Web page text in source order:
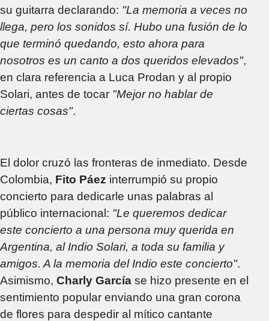
su guitarra declarando: "La memoria a veces no
llega, pero los sonidos sí. Hubo una fusión de lo
que terminó quedando, esto ahora para
nosotros es un canto a dos queridos elevados",
en clara referencia a Luca Prodan y al propio
Solari, antes de tocar "Mejor no hablar de
ciertas cosas".
El dolor cruzó las fronteras de inmediato. Desde
Colombia, Fito Páez interrumpió su propio
concierto para dedicarle unas palabras al
público internacional: "Le queremos dedicar
este concierto a una persona muy querida en
Argentina, al Indio Solari, a toda su familia y
amigos. A la memoria del Indio este concierto".
Asimismo, Charly García se hizo presente en el
sentimiento popular enviando una gran corona
de flores para despedir al mítico cantante